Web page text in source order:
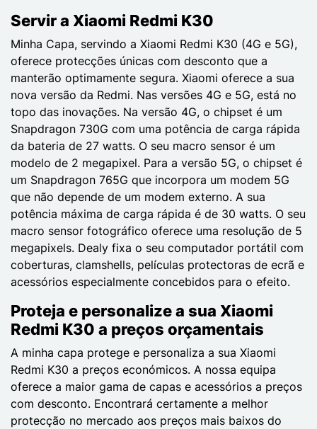
Servir a Xiaomi Redmi K30
Minha Capa, servindo a Xiaomi Redmi K30 (4G e 5G),
oferece protecções únicas com desconto que a
manterão optimamente segura. Xiaomi oferece a sua
nova versão da Redmi. Nas versões 4G e 5G, está no
topo das inovações. Na versão 4G, o chipset é um
Snapdragon 730G com uma potência de carga rápida
da bateria de 27 watts. O seu macro sensor é um
modelo de 2 megapixel. Para a versão 5G, o chipset é
um Snapdragon 765G que incorpora um modem 5G
que não depende de um modem externo. A sua
potência máxima de carga rápida é de 30 watts. O seu
macro sensor fotográfico oferece uma resolução de 5
megapixels. Dealy fixa o seu computador portátil com
coberturas, clamshells, películas protectoras de ecrã e
acessórios especialmente concebidos para o efeito.
Proteja e personalize a sua Xiaomi
Redmi K30 a preços orçamentais
A minha capa protege e personaliza a sua Xiaomi
Redmi K30 a preços económicos. A nossa equipa
oferece a maior gama de capas e acessórios a preços
com desconto. Encontrará certamente a melhor
protecção no mercado aos preços mais baixos do